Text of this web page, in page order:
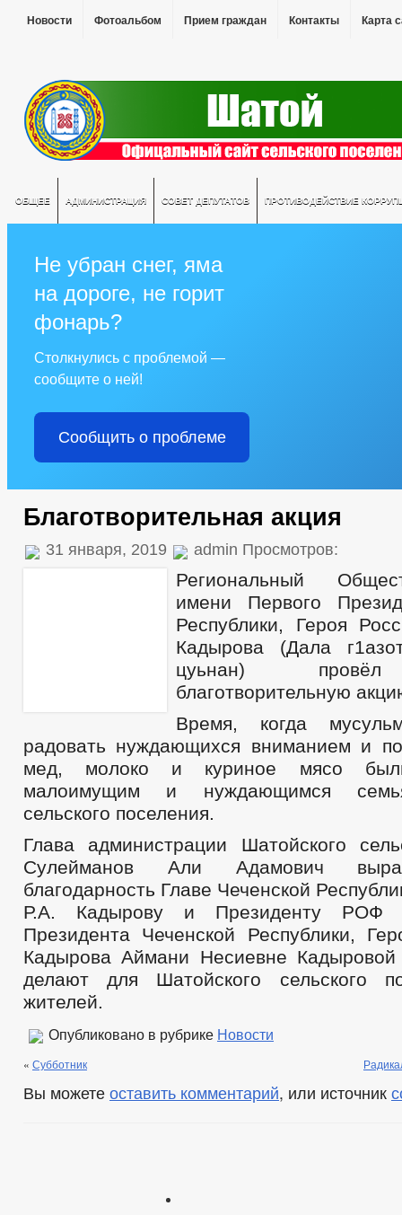
Новости Фотоальбом Прием граждан Контакты Карта
ОБЩЕЕ АДМИНИСТРАЦИЯ СОВЕТ ДЕПУТАТОВ ПРОТИВОДЕЙСТВИЕ
Не убран снег, яма
на дороге, не горит
фонарь?
Столкнулись с проблемой —
сообщите о ней!
Сообщить о проблеме
Благотворительная акция
31 января, 2019 admin Просмотров:
Региональный
имени Первого
Республики, Героя
Кадырова (Дала
цуьнан)
благотворительную
Время, когда
радовать нуждающихся вниманием и
мед, молоко и куриное мясо
малоимущим и нуждающимся
сельского поселения.
Глава администрации Шатойского
Сулейманов Али Адамович
благодарность Главе Чеченской
Р.А. Кадырову и Президенту РОФ
Президента Чеченской Республики,
Кадырова Аймани Несиевне
делают для Шатойского сельского
жителей.
Опубликовано в рубрике Новости
« Субботник
Вы можете оставить комментарий, или источник